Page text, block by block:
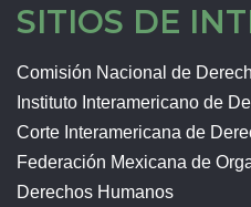
SITIOS DE
Comisión Nacional de
Instituto Interamericano de
Corte Interamericana de
Federación Mexicana de
Derechos Humanos